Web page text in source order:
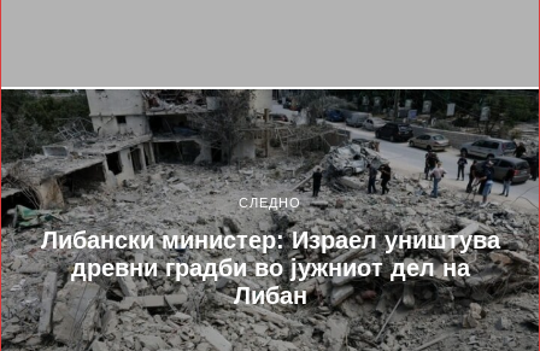
СЛЕДНО
Либански министер: Израел уништува
древни градби во јужниот дел на
Либан